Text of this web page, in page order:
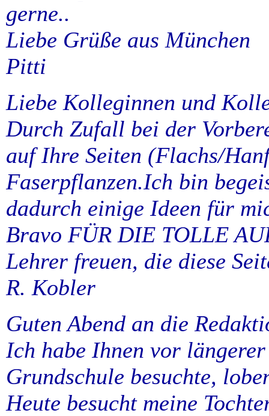
gerne..
Liebe Grüße aus München
Pitti
Liebe Kolleginnen und
Durch Zufall bei der
auf Ihre Seiten (Flachs/
Faserpflanzen.Ich bin
dadurch einige Ideen für
Bravo FÜR DIE TOLLE
Lehrer freuen, die diese
R. Kobler
Guten Abend an die
Ich habe Ihnen vor
Grundschule besuchte,
Heute besucht meine